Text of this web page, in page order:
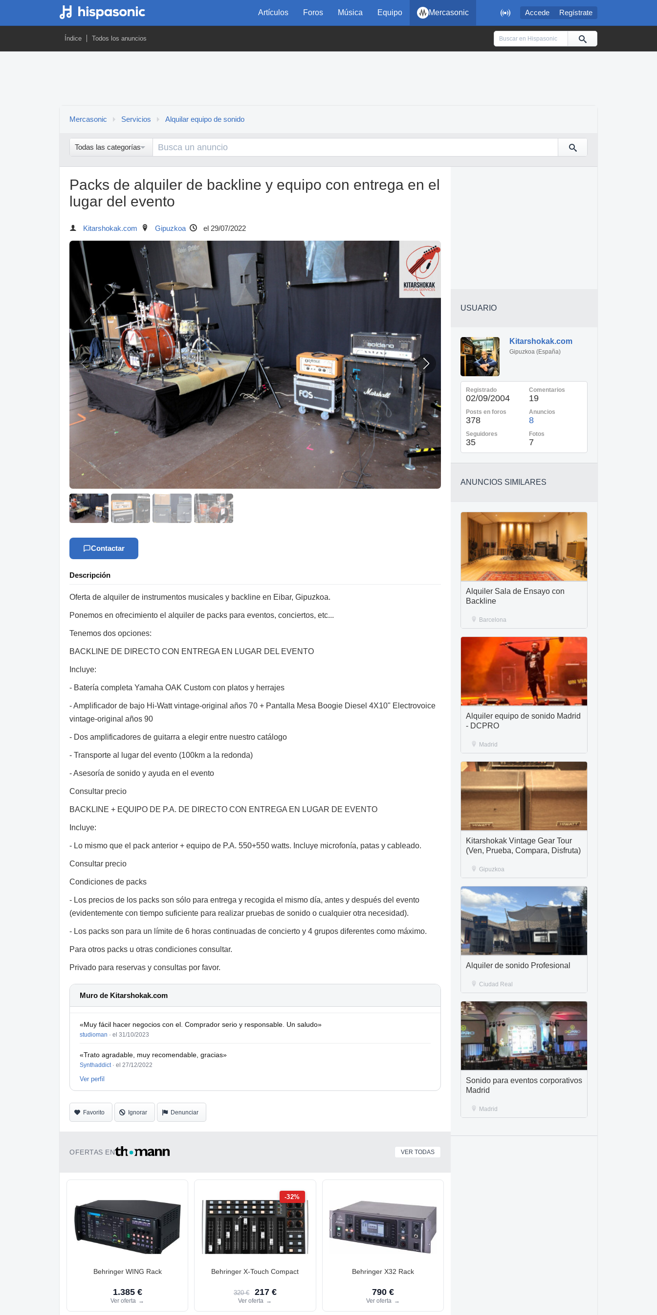
 Accede Regístrate
Artículos Foros Música Equipo Mercasonic
Índice Todos los anuncios
Mercasonic Servicios Alquilar equipo de sonido
Todas las categorías
Packs de alquiler de backline y equipo con entrega en el
lugar del evento
Kitarshokak.com Gipuzkoa el 29/07/2022
Contactar
Descripción
Oferta de alquiler de instrumentos musicales y backline en Eibar, Gipuzkoa.
Ponemos en ofrecimiento el alquiler de packs para eventos, conciertos, etc...
Tenemos dos opciones:
BACKLINE DE DIRECTO CON ENTREGA EN LUGAR DEL EVENTO
Incluye:
- Batería completa Yamaha OAK Custom con platos y herrajes
- Amplificador de bajo Hi-Watt vintage-original años 70 + Pantalla Mesa Boogie Diesel 4X10" Electrovoice
vintage-original años 90
- Dos amplificadores de guitarra a elegir entre nuestro catálogo
- Transporte al lugar del evento (100km a la redonda)
- Asesoría de sonido y ayuda en el evento
Consultar precio
BACKLINE + EQUIPO DE P.A. DE DIRECTO CON ENTREGA EN LUGAR DE EVENTO
Incluye:
- Lo mismo que el pack anterior + equipo de P.A. 550+550 watts. Incluye microfonía, patas y cableado.
Consultar precio
Condiciones de packs
- Los precios de los packs son sólo para entrega y recogida el mismo día, antes y después del evento
(evidentemente con tiempo suficiente para realizar pruebas de sonido o cualquier otra necesidad).
- Los packs son para un límite de 6 horas continuadas de concierto y 4 grupos diferentes como máximo.
Para otros packs u otras condiciones consultar.
Privado para reservas y consultas por favor.
Muro de Kitarshokak.com
«Muy fácil hacer negocios con el. Comprador serio y responsable. Un saludo»
studioman · el 31/10/2023
«Trato agradable, muy recomendable, gracias»
Synthaddict · el 27/12/2022
Ver perfil
Favorito Ignorar Denunciar
OFERTAS EN VER TODAS
Behringer WING Rack
1.385 €
Ver oferta →
-32%
Behringer X-Touch Compact
320 € 217 €
Ver oferta →
Behringer X32 Rack
790 €
Ver oferta →
USUARIO
Kitarshokak.com
Gipuzkoa (España)
Registrado
02/09/2004
Comentarios
19
Posts en foros
378
Anuncios
8
Seguidores
35
Fotos
7
ANUNCIOS SIMILARES
Alquiler Sala de Ensayo con
Backline
Barcelona
Alquiler equipo de sonido Madrid
- DCPRO
Madrid
Kitarshokak Vintage Gear Tour
(Ven, Prueba, Compara, Disfruta)
Gipuzkoa
Alquiler de sonido Profesional
Ciudad Real
Sonido para eventos corporativos
Madrid
Madrid